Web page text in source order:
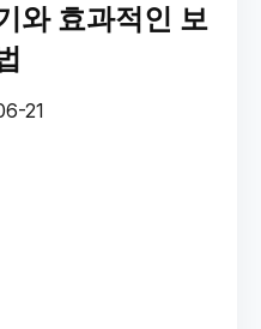
와 효과적인 보
21